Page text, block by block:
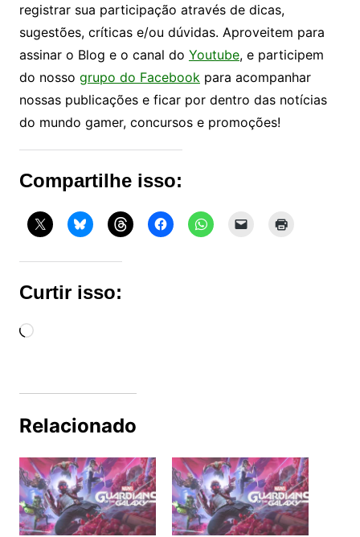
registrar sua participação através de dicas,
sugestões, críticas e/ou dúvidas. Aproveitem para
assinar o Blog e o canal do Youtube, e participem
do nosso grupo do Facebook para acompanhar
nossas publicações e ficar por dentro das notícias
do mundo gamer, concursos e promoções!
Compartilhe isso:
Curtir isso:
Carregando...
Relacionado